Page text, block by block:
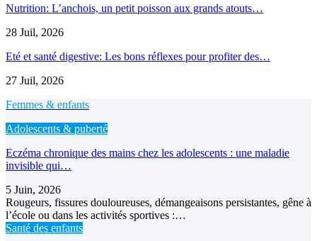
Nutrition: L’anchois, un petit poisson aux grands atouts…
28 Juil, 2026
Eté et santé digestive: Les bons réflexes pour profiter des…
27 Juil, 2026
Femmes & enfants
Adolescents & puberté
Eczéma chronique des mains chez les adolescents : une maladie
invisible qui…
5 Juin, 2026
Rougeurs, fissures douloureuses, démangeaisons persistantes, gêne à
l’école ou dans les activités sportives :…
Santé des enfants